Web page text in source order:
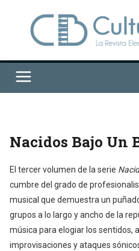
contenido
Nacidos Bajo Un
El tercer volumen de la serie
cumbre del grado de
musical que demuestra un
grupos a lo largo y ancho de la
música para elogiar los sentidos,
improvisaciones y ataques